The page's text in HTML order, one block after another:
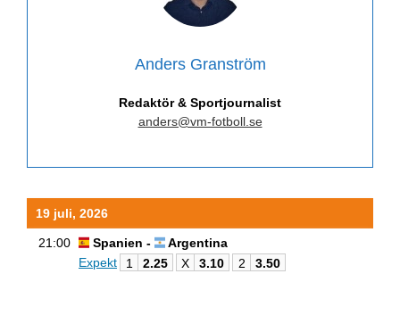
Anders Granström
Redaktör & Sportjournalist
anders@vm-fotboll.se
19 juli, 2026
21:00 Spanien -
Argentina
Expekt
1 2.25 X 3.10 2 3.50